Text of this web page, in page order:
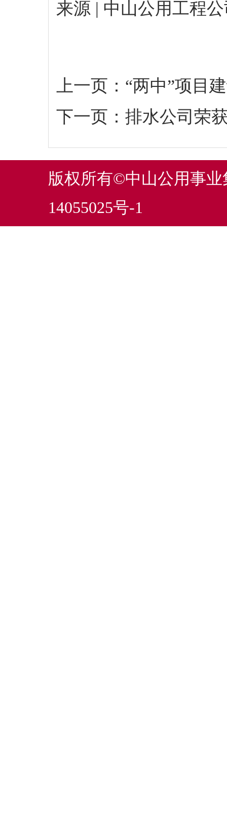
来源 | 中山公用工程
上一页： “两中”项目
下一页： 排水公司荣
版权所有©中山公用事
14055025号-1